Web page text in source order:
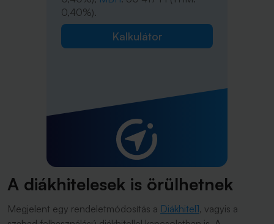
0,40%).
Kalkulátor
A diákhitelesek is örülhetnek
Megjelent egy rendeletmódosítás a Diákhitel1, vagyis a